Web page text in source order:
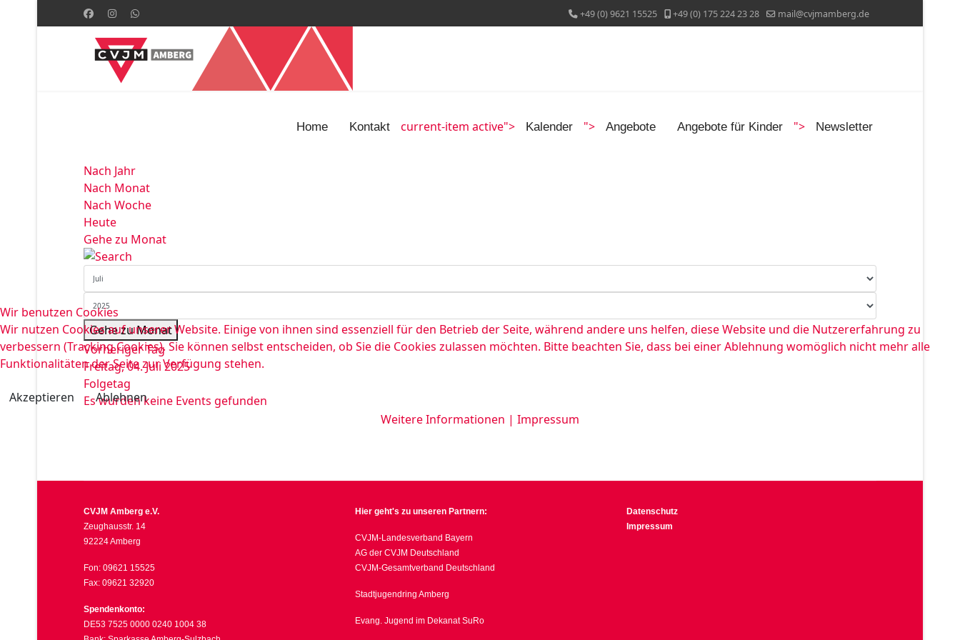
+49 (0) 9621 15525 +49 (0) 175 224 23 28 mail@cvjmamberg.de
Home Kontakt current-item active"> Kalender "> Angebote Angebote für Kinder "> Newsletter
Nach Jahr
Nach Monat
Nach Woche
Heute
Gehe zu Monat
Gehe zu Monat
Vorheriger Tag
Freitag, 04. Juli 2025
Folgetag
Es wurden keine Events gefunden
CVJM Amberg e.V.
Zeughausstr. 14
92224 Amberg
Fon: 09621 15525
Fax: 09621 32920
Spendenkonto:
DE53 7525 0000 0240 1004 38
Hier geht's zu unseren Partnern:
CVJM-Landesverband Bayern
AG der CVJM Deutschland
CVJM-Gesamtverband Deutschland
Stadtjugendring Amberg
Evang. Jugend im Dekanat SuRo
Datenschutz
Impressum
Wir benutzen Cookies
Wir nutzen Cookies auf unserer Website. Einige von ihnen sind essenziell für den Betrieb der Seite, während andere uns helfen, diese Website und die Nutzererfahrung zu
verbessern (Tracking Cookies). Sie können selbst entscheiden, ob Sie die Cookies zulassen möchten. Bitte beachten Sie, dass bei einer Ablehnung womöglich nicht mehr alle
Funktionalitäten der Seite zur Verfügung stehen.
Akzeptieren
Ablehnen
Weitere Informationen | Impressum